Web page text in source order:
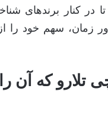
در کنار برندهای
زمان، سهم خود را از
که آن را